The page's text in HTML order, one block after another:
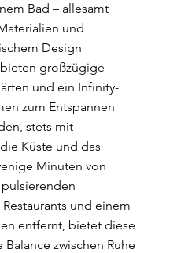
Bad – allesamt
und
Design
großzügige
und ein Infinity-
zum Entspannen
stets mit
Küste und das
Minuten von
und einem
entfernt, bietet diese
zwischen Ruhe